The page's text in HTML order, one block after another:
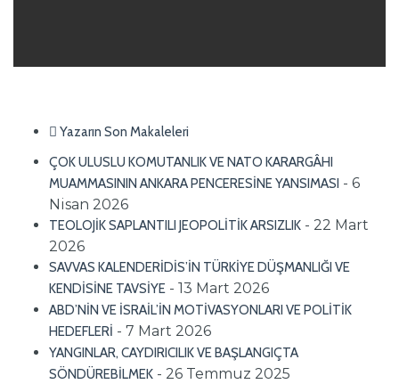
Yazarın Son Makaleleri
ÇOK ULUSLU KOMUTANLIK VE NATO KARARGÂHI
MUAMMASININ ANKARA PENCERESİNE YANSIMASI - 6
Nisan 2026
TEOLOJİK SAPLANTILI JEOPOLİTİK ARSIZLIK - 22 Mart
2026
SAVVAS KALENDERİDİS’İN TÜRKİYE DÜŞMANLIĞI VE
KENDİSİNE TAVSİYE - 13 Mart 2026
ABD’NİN VE İSRAİL’İN MOTİVASYONLARI VE POLİTİK
HEDEFLERİ - 7 Mart 2026
YANGINLAR, CAYDIRICILIK VE BAŞLANGIÇTA
SÖNDÜREBİLMEK - 26 Temmuz 2025